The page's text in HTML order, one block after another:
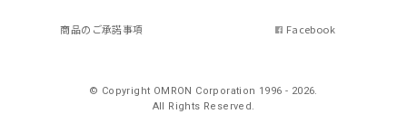
商品のご承諾事項 Facebook
© Copyright OMRON Corporation 1996 - 2026.
All Rights Reserved.